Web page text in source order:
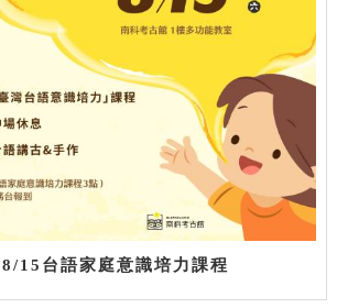
8/15台語家庭意識培力課程